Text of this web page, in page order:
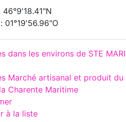
46°9'18.41"N
01°19'56.96"O
dans les environs de STE
Marché artisanal et produit
Charente Maritime
à la liste